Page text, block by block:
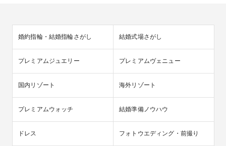
婚約指輪・結婚指輪さがし 結婚式場さがし
プレミアムジュエリー プレミアムヴェニュー
国内リゾート 海外リゾート
プレミアムウォッチ 結婚準備ノウハウ
ドレス フォトウエディング・前撮り